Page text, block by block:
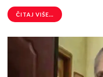
Ukrajinci se povukli iz
'Bilo je kao u hororu'